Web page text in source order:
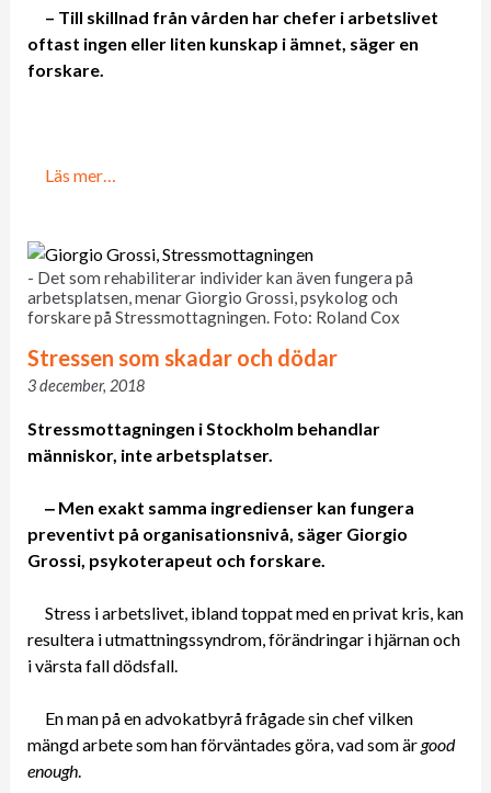
– Till skillnad från vården har chefer i arbetslivet
oftast ingen eller liten kunskap i ämnet, säger en
forskare.
Läs mer…
- Det som rehabiliterar individer kan även fungera på
arbetsplatsen, menar Giorgio Grossi, psykolog och
forskare på Stressmottagningen. Foto: Roland Cox
Stressen som skadar och dödar
3 december, 2018
Stressmottagningen i Stockholm behandlar
människor, inte arbetsplatser.
‒ Men exakt samma ingredienser kan fungera
preventivt på organisationsnivå, säger Giorgio
Grossi, psykoterapeut och forskare.
Stress i arbetslivet, ibland toppat med en privat kris, kan
resultera i utmattningssyndrom, förändringar i hjärnan och
i värsta fall dödsfall.
En man på en advokatbyrå frågade sin chef vilken
mängd arbete som han förväntades göra, vad som ärgood
enough.